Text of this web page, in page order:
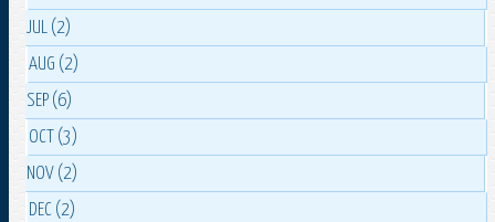
JUL (2)
AUG (2)
SEP (6)
OCT (3)
NOV (2)
DEC (2)